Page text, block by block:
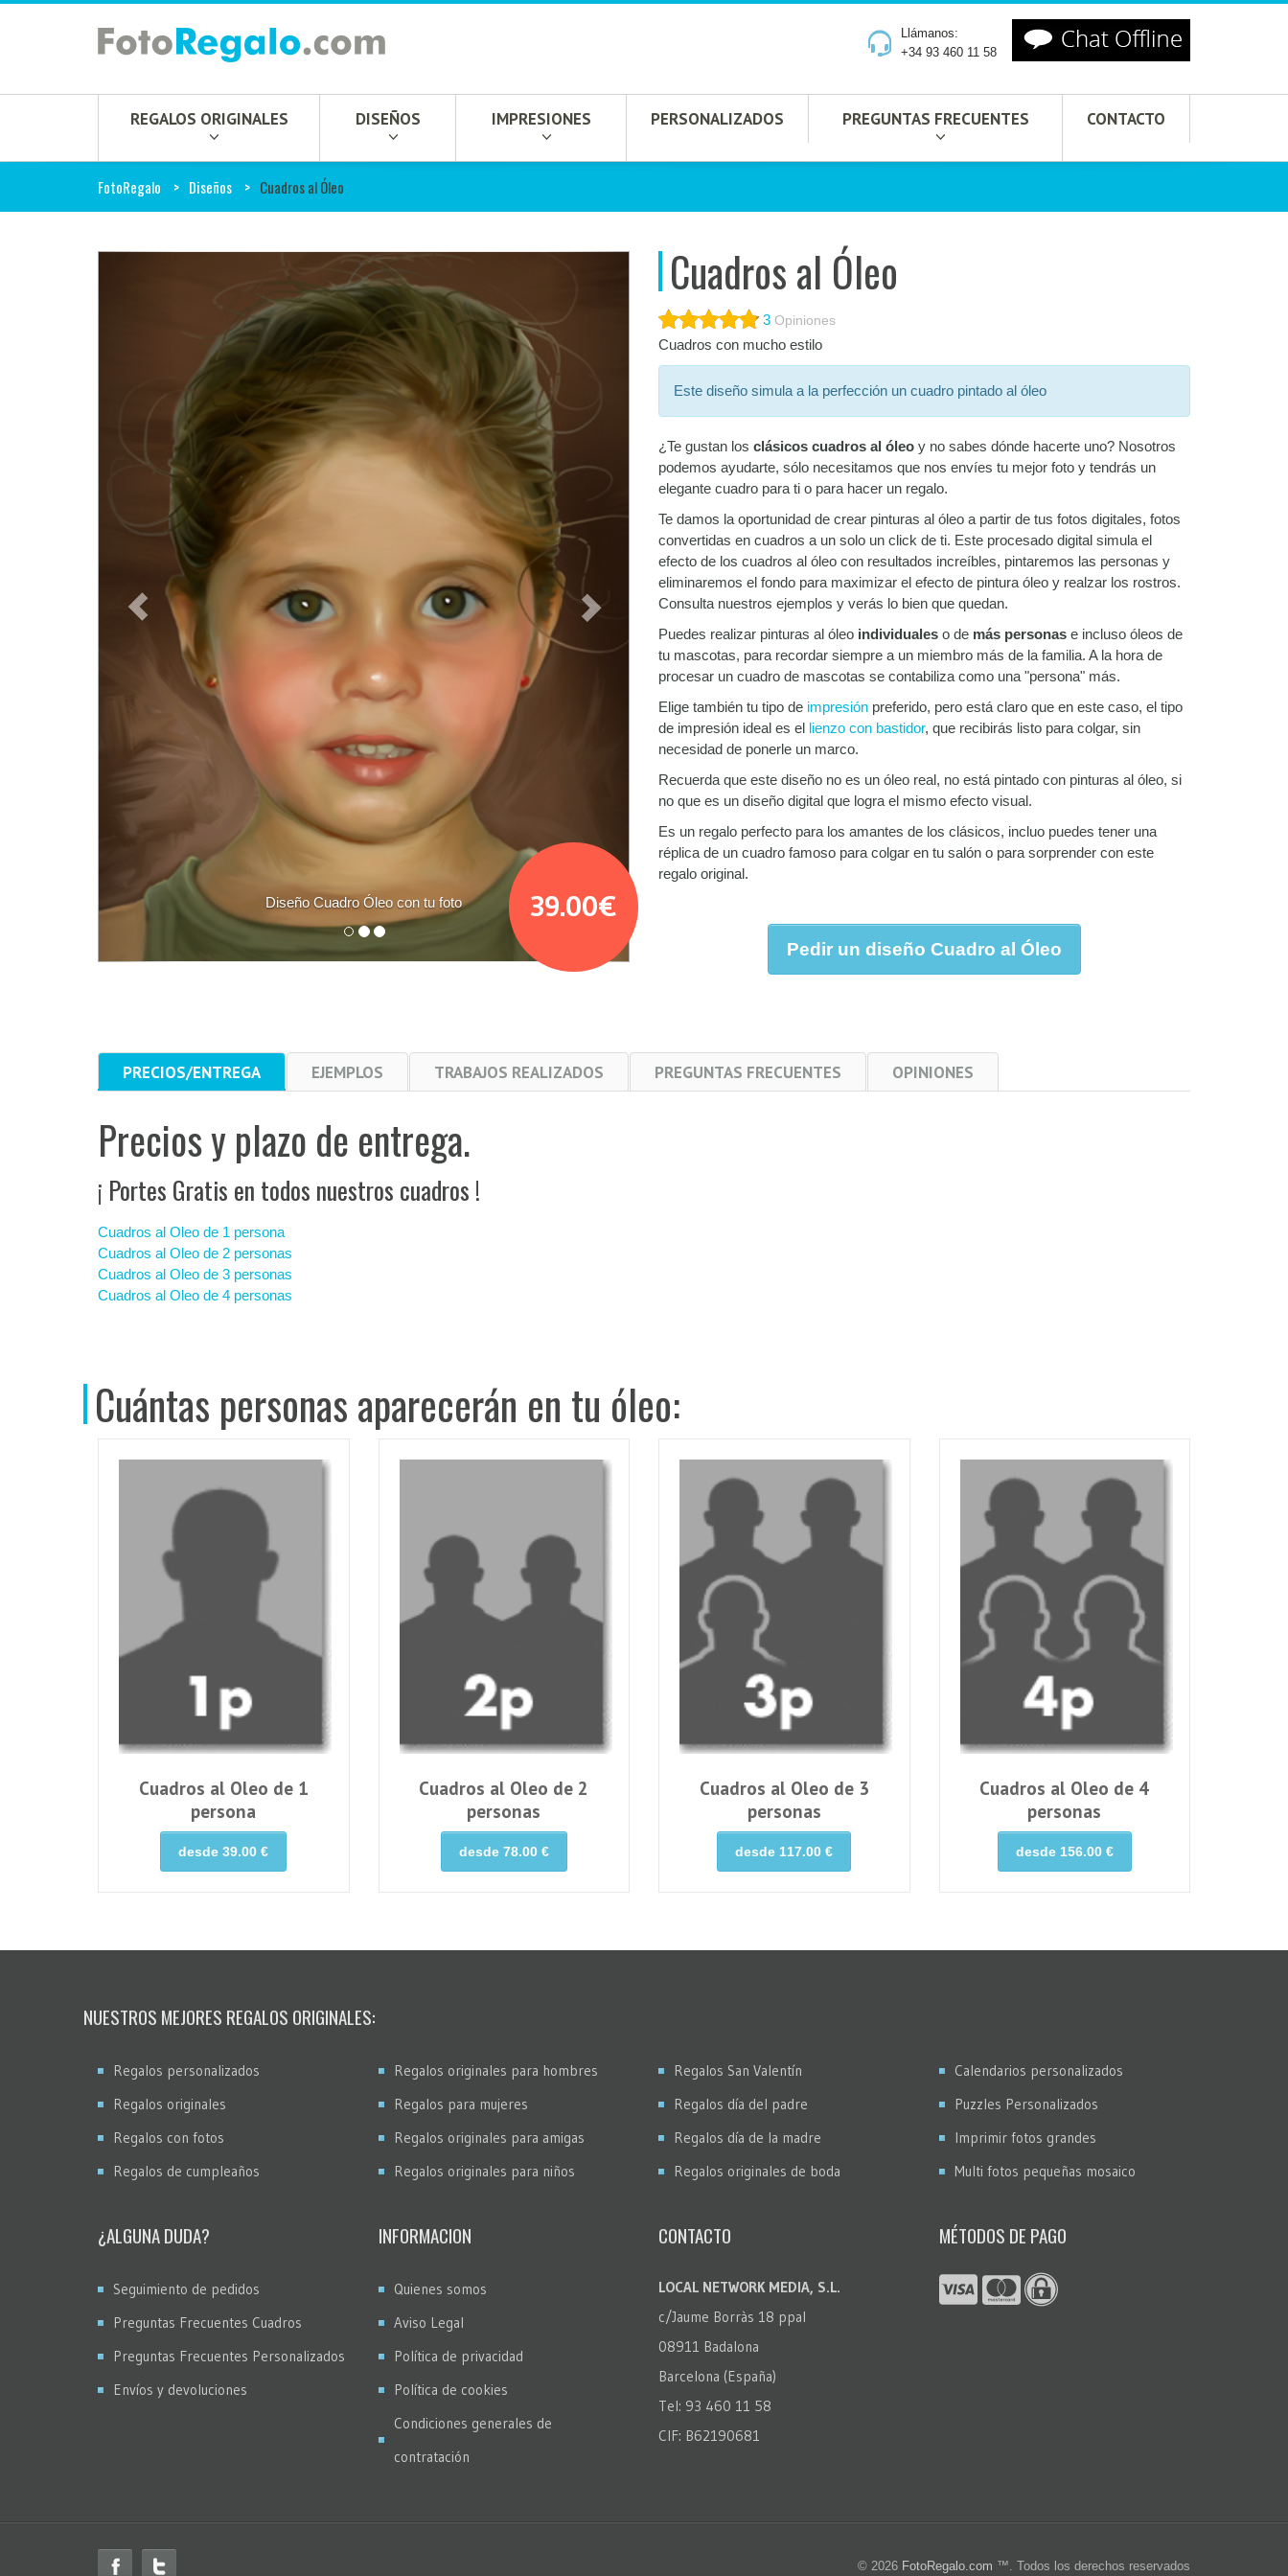
Llámanos:
+34 93 460 11 58
REGALOS ORIGINALES DISEÑOS IMPRESIONES PERSONALIZADOS PREGUNTAS FRECUENTES CONTACTO
FotoRegalo Diseños Cuadros al Óleo
Diseño Cuadro Óleo con tu foto 39.00€
Cuadros al Óleo
3 Opiniones
Cuadros con mucho estilo
Este diseño simula a la perfección un cuadro pintado al óleo
¿Te gustan los clásicos cuadros al óleo y no sabes dónde hacerte uno? Nosotros
podemos ayudarte, sólo necesitamos que nos envíes tu mejor foto y tendrás un
elegante cuadro para ti o para hacer un regalo.
Te damos la oportunidad de crear pinturas al óleo a partir de tus fotos digitales, fotos
convertidas en cuadros a un solo un click de ti. Este procesado digital simula el
efecto de los cuadros al óleo con resultados increíbles, pintaremos las personas y
eliminaremos el fondo para maximizar el efecto de pintura óleo y realzar los rostros.
Consulta nuestros ejemplos y verás lo bien que quedan.
Puedes realizar pinturas al óleo individuales o de más personas e incluso óleos de
tu mascotas, para recordar siempre a un miembro más de la familia. A la hora de
procesar un cuadro de mascotas se contabiliza como una "persona" más.
Elige también tu tipo de impresión preferido, pero está claro que en este caso, el tipo
de impresión ideal es el lienzo con bastidor, que recibirás listo para colgar, sin
necesidad de ponerle un marco.
Recuerda que este diseño no es un óleo real, no está pintado con pinturas al óleo, si
no que es un diseño digital que logra el mismo efecto visual.
Es un regalo perfecto para los amantes de los clásicos, incluo puedes tener una
réplica de un cuadro famoso para colgar en tu salón o para sorprender con este
regalo original.
Pedir un diseño Cuadro al Óleo
PRECIOS/ENTREGA EJEMPLOS TRABAJOS REALIZADOS PREGUNTAS FRECUENTES OPINIONES
Precios y plazo de entrega.
¡ Portes Gratis en todos nuestros cuadros !
Cuadros al Oleo de 1 persona
Cuadros al Oleo de 2 personas
Cuadros al Oleo de 3 personas
Cuadros al Oleo de 4 personas
Cuántas personas aparecerán en tu óleo:
Cuadros al Oleo de 1
persona
desde 39.00 €
Cuadros al Oleo de 2
personas
desde 78.00 €
Cuadros al Oleo de 3
personas
desde 117.00 €
Cuadros al Oleo de 4
personas
desde 156.00 €
NUESTROS MEJORES REGALOS ORIGINALES:
Regalos personalizados
Regalos originales
Regalos con fotos
Regalos de cumpleaños
Regalos originales para hombres
Regalos para mujeres
Regalos originales para amigas
Regalos originales para niños
Regalos San Valentín
Regalos día del padre
Regalos día de la madre
Regalos originales de boda
Calendarios personalizados
Puzzles Personalizados
Imprimir fotos grandes
Multi fotos pequeñas mosaico
¿ALGUNA DUDA?
Seguimiento de pedidos
Preguntas Frecuentes Cuadros
Preguntas Frecuentes Personalizados
Envíos y devoluciones
INFORMACION
Quienes somos
Aviso Legal
Política de privacidad
Política de cookies
Condiciones generales de
contratación
CONTACTO
LOCAL NETWORK MEDIA, S.L.
c/Jaume Borràs 18 ppal
08911 Badalona
Barcelona (España)
Tel: 93 460 11 58
CIF: B62190681
MÉTODOS DE PAGO
© 2026 FotoRegalo.com ™. Todos los derechos reservados